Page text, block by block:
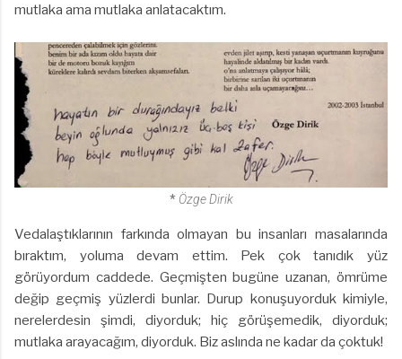
mutlaka ama mutlaka anlatacaktım.
*Özge Dirik
Vedalaştıklarının farkında olmayan bu insanları masalarında
bıraktım, yoluma devam ettim. Pek çok tanıdık yüz
görüyordum caddede. Geçmişten bugüne uzanan, ömrüme
değip geçmiş yüzlerdi bunlar. Durup konuşuyorduk kimiyle,
nerelerdesin şimdi, diyorduk; hiç görüşemedik, diyorduk;
mutlaka arayacağım, diyorduk. Biz aslında ne kadar da çoktuk!